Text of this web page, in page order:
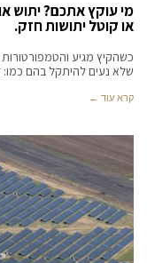
מי עוקץ אתכם? יתוש
או קוטל יתושות חזק.
כשהקיץ מגיע
שלא נעים להיתקל בהם כמו:
קרא עוד ←